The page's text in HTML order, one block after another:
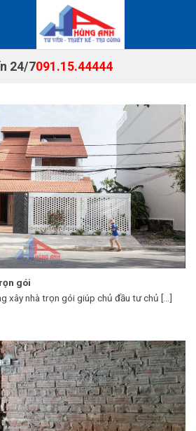
24/7091.15.44444
gói
xây nhà trọn gói giúp chủ đầu tư chủ [...]